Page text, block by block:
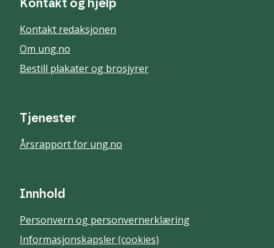
Kontakt og hjelp
Kontakt redaksjonen
Om ung.no
Bestill plakater og brosjyrer
Tjenester
Årsrapport for ung.no
Innhold
Personvern og personvernerklæring
Informasjonskapsler (cookies)